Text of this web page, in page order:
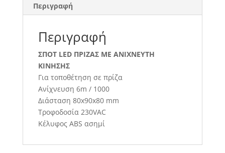
Περιγραφή
Περιγραφή
ΣΠΟΤ LED ΠΡΙΖΑΣ ΜΕ ΑΝΙΧΝΕΥΤΗ
ΚΙΝΗΣΗΣ
Για τοποθέτηση σε πρίζα
Ανίχνευση 6m / 1000
Διάσταση 80x90x80 mm
Τροφοδοσία 230VAC
Κέλυφος ABS ασημί